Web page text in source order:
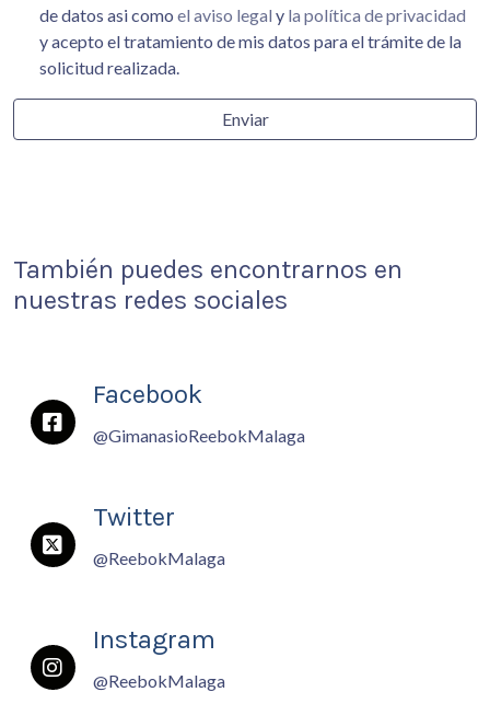
de datos asi como el aviso legal y la política de privacidad
y acepto el tratamiento de mis datos para el trámite de la
solicitud realizada.
Enviar
También puedes encontrarnos en
nuestras redes sociales
Facebook
@GimanasioReebokMalaga
Twitter
@ReebokMalaga
Instagram
@ReebokMalaga